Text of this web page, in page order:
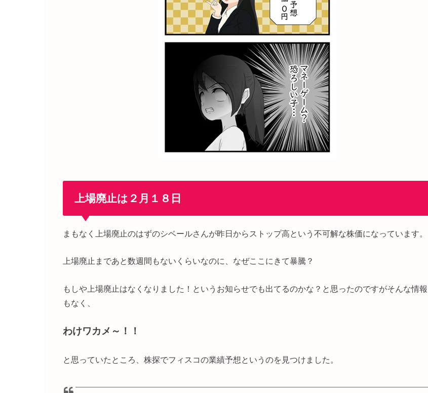
上場廃止は２月１８日
まもなく上場廃止のはずのシベールさんが昨日からストップ高という不可解な株価になっています。
上場廃止まであと数週間もないくらいなのに、なぜここにきて暴騰？
もしや上場廃止はなくなりました！というお知らせでも出てるのかな？と思ったのですがそんな情報
もなく、
わけワカメ～！！
と思っていたところ、株探でフィスコの業績予想というのを見つけました。